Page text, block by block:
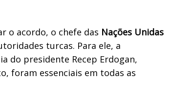
o acordo, o chefe das Nações Unidas
turcas. Para ele, a
do presidente Recep Erdogan,
foram essenciais em todas as